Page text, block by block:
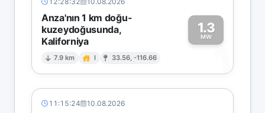
Anza'nın 1 km doğu-
kuzeydoğusunda,
Kaliforniya
7.9 km I 33.56, -116.66
1.3
MW
1
11:15:24 10.08.2026